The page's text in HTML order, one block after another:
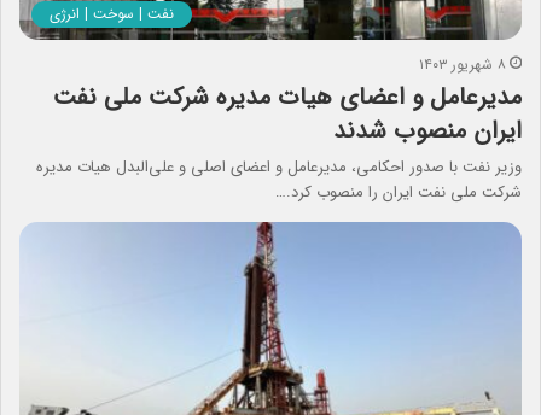
نفت | سوخت | انرژی
۸ شهریور ۱۴۰۳
مدیرعامل و اعضای هیات مدیره شرکت ملی نفت
ایران منصوب شدند
وزیر نفت با صدور احکامی، مدیرعامل و اعضای اصلی و علی‌البدل هیات مدیره
شرکت ملی نفت ایران را منصوب کرد.…